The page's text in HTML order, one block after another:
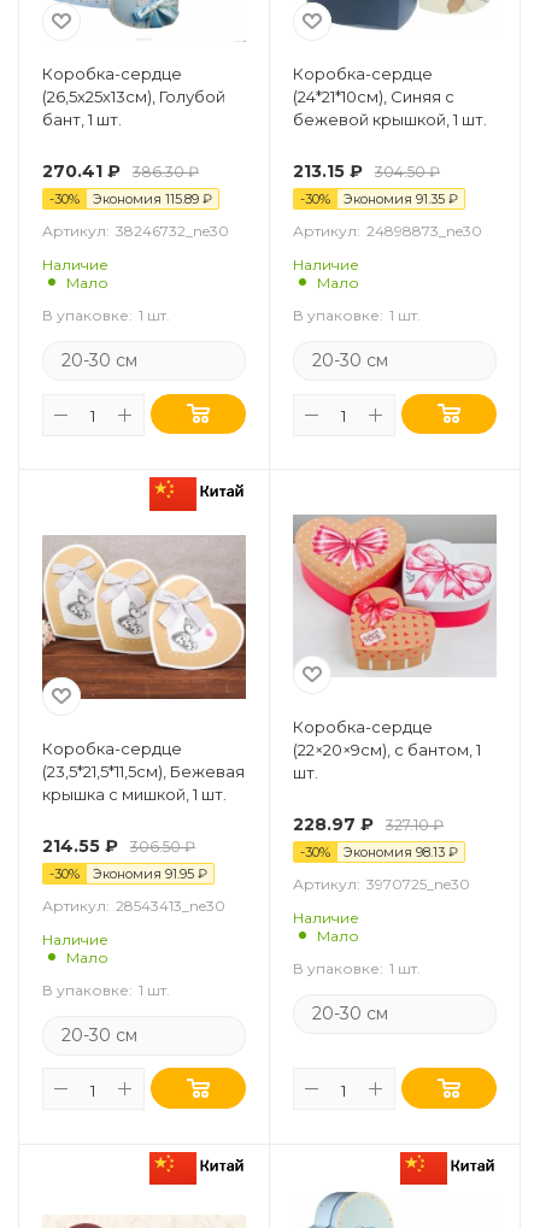
Коробка-сердце
(26,5х25х13см), Голубой
бант, 1 шт.
270.41 ₽ 386.30₽
-30% Экономия 115.89 ₽
Артикул: 38246732_ne30
Наличие
Мало
В упаковке: 1 шт.
20-30 см
Коробка-сердце
(24*21*10см), Синяя с
бежевой крышкой, 1 шт.
213.15 ₽ 304.50₽
-30% Экономия 91.35 ₽
Артикул: 24898873_ne30
Наличие
Мало
В упаковке: 1 шт.
20-30 см
Коробка-сердце
(23,5*21,5*11,5см), Бежевая
крышка с мишкой, 1 шт.
214.55 ₽ 306.50₽
-30% Экономия 91.95 ₽
Артикул: 28543413_ne30
Наличие
Мало
В упаковке: 1 шт.
20-30 см
Коробка-сердце
(22×20×9см), с бантом, 1
шт.
228.97 ₽ 327.10₽
-30% Экономия 98.13 ₽
Артикул: 3970725_ne30
Наличие
Мало
В упаковке: 1 шт.
20-30 см